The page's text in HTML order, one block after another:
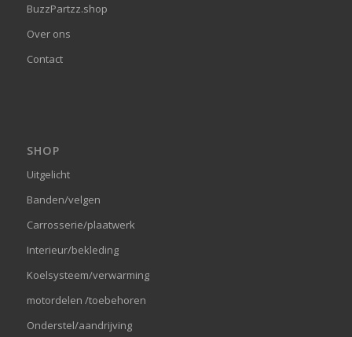
BuzzPartzz.shop
Over ons
Contact
SHOP
Uitgelicht
Banden/velgen
Carrosserie/plaatwerk
Interieur/bekleding
Koelsysteem/verwarming
motordelen /toebehoren
Onderstel/aandrijving